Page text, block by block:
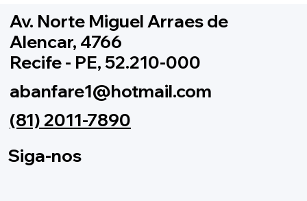
2021
Av. Norte Miguel Arraes de
Alencar, 4766
Recife - PE, 52.210-000
abanfare1@hotmail.com
(81) 2011-7890
Siga-nos